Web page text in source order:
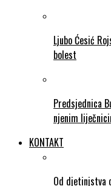
Ljubo Ćesić
bolest
Predsjednica
njenim
KONTAKT
Od djetinjstva